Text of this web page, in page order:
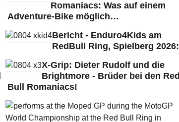
Romaniacs: Was auf einem
Adventure-Bike möglich…
Bericht - Enduro4Kids am
RedBull Ring, Spielberg 2026:
X-Grip: Dieter Rudolf und die
Brightmore - Brüder bei den Red
Bull Romaniacs!